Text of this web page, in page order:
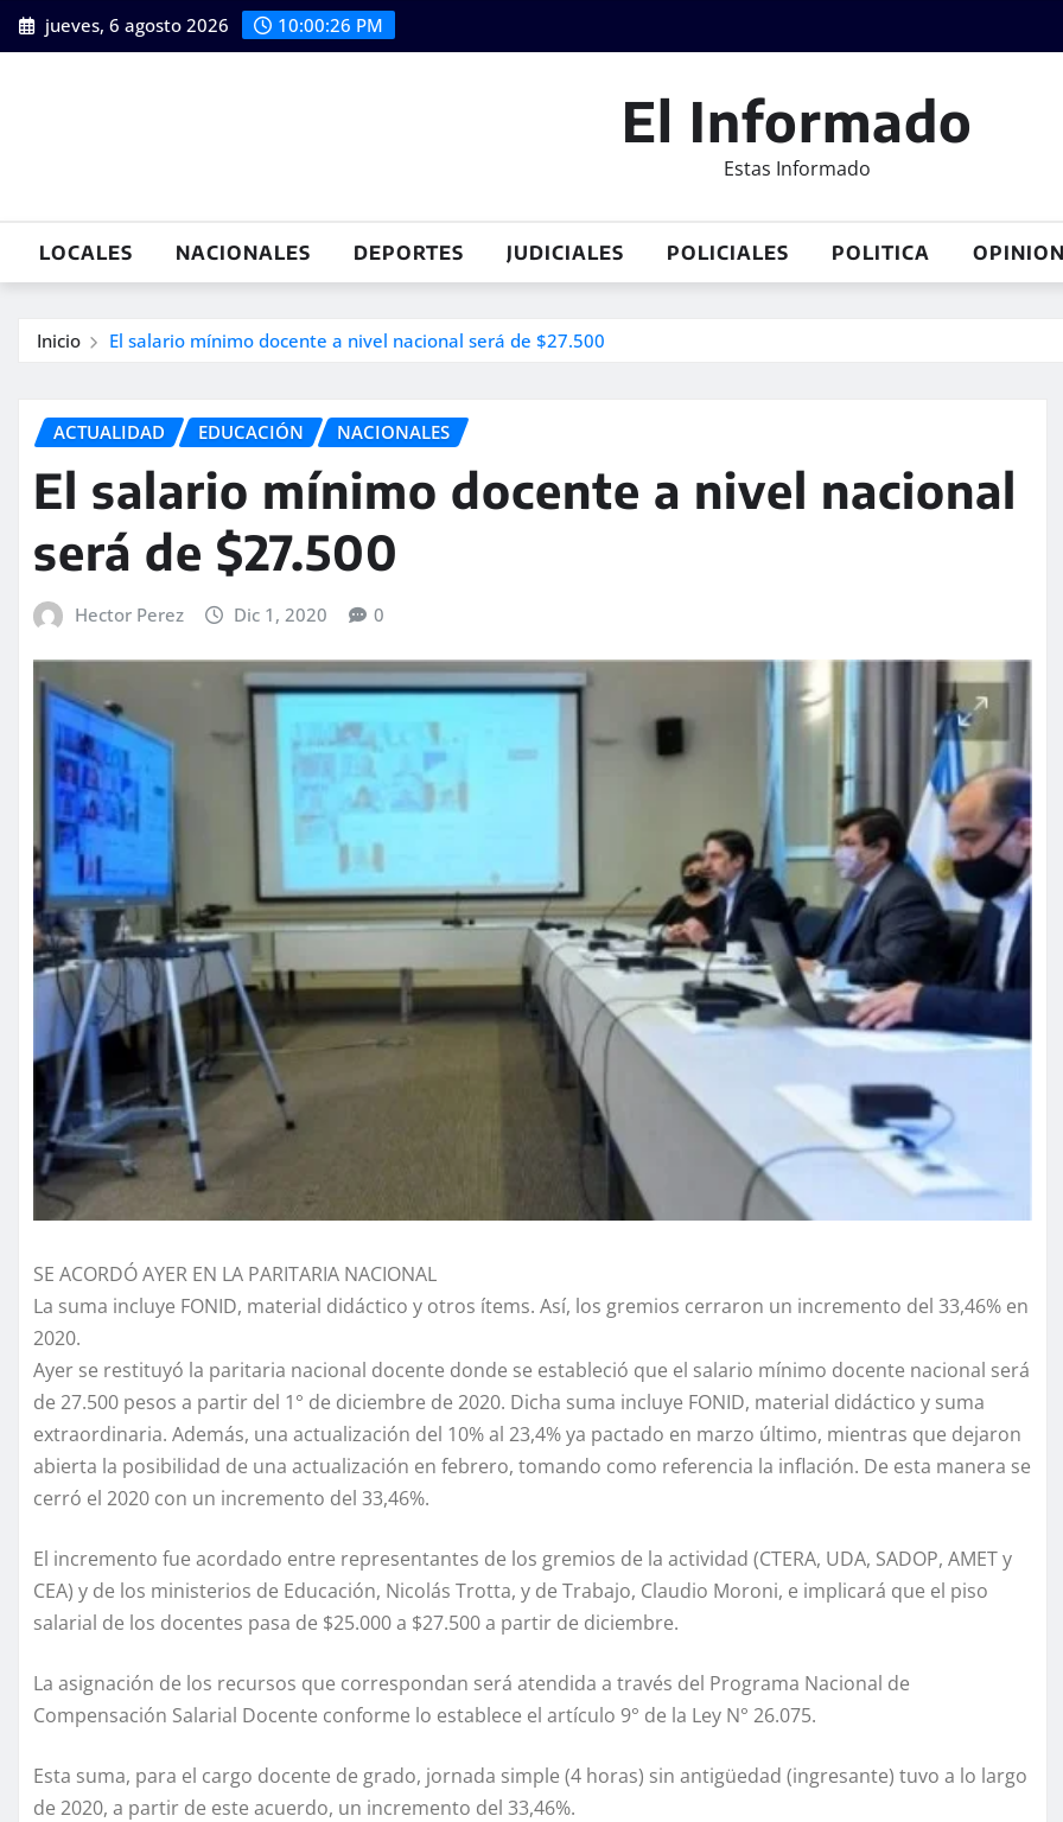
Saltar
al
jueves, 6 agosto 2026 10:00:28 PM
El Informado
Estas Informado
LOCALES NACIONALES DEPORTES JUDICIALES POLICIALES POLITICA OPINION
Inicio El salario mínimo docente a nivel nacional será de $27.500
ACTUALIDAD EDUCACIÓN NACIONALES
El salario mínimo docente a nivel nacional
será de $27.500
Hector Perez Dic 1, 2020 0
SE ACORDÓ AYER EN LA PARITARIA NACIONAL
La suma incluye FONID, material didáctico y otros ítems. Así, los gremios cerraron un incremento del 33,46% en
2020.
Ayer se restituyó la paritaria nacional docente donde se estableció que el salario mínimo docente nacional será
de 27.500 pesos a partir del 1° de diciembre de 2020. Dicha suma incluye FONID, material didáctico y suma
extraordinaria. Además, una actualización del 10% al 23,4% ya pactado en marzo último, mientras que dejaron
abierta la posibilidad de una actualización en febrero, tomando como referencia la inflación. De esta manera se
cerró el 2020 con un incremento del 33,46%.
El incremento fue acordado entre representantes de los gremios de la actividad (CTERA, UDA, SADOP, AMET y
CEA) y de los ministerios de Educación, Nicolás Trotta, y de Trabajo, Claudio Moroni, e implicará que el piso
salarial de los docentes pasa de $25.000 a $27.500 a partir de diciembre.
La asignación de los recursos que correspondan será atendida a través del Programa Nacional de
Compensación Salarial Docente conforme lo establece el artículo 9° de la Ley N° 26.075.
Esta suma, para el cargo docente de grado, jornada simple (4 horas) sin antigüedad (ingresante) tuvo a lo largo
de 2020, a partir de este acuerdo, un incremento del 33,46%.